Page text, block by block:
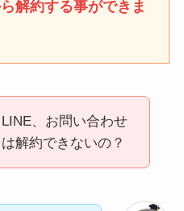
解約できない？電話以外
ニューZの解約まとめ！
解約できない？バロニー
を電話から解約する方法
解約する事ができま
、お問い合わせ
解約できないの？